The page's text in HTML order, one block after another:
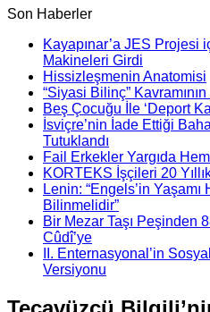
Son Haberler
Kayapınar’a JES Projesi
Makineleri Girdi
Hissizleşmenin Anatomisi
“Siyasi Bilinç”
Beş Çocuğu İle ‘Deport
İsviçre’nin İade Ettiği
Tutuklandı
Fail Erkekler Yargıda
KORTEKS İşçileri 20
Lenin: “Engels’in Yaşamı
Bilinmelidir”
Bir Mezar Taşı Peşinden
Cûdî’ye
II. Enternasyonal’in
Versiyonu